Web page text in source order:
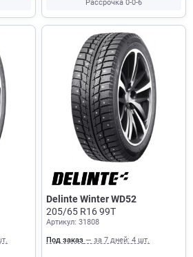
Рассрочка 0-0-6
Delinte Winter WD52
205/65 R16 99T
Артикул: 31808
Под заказ — за 7 дней: 4 шт.